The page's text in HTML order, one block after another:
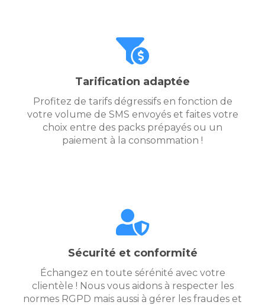
Tarification adaptée
Profitez de tarifs dégressifs en fonction de
votre volume de SMS envoyés et faites votre
choix entre des packs prépayés ou un
paiement à la consommation !
Sécurité et conformité
Échangez en toute sérénité avec votre
clientèle ! Nous vous aidons à respecter les
normes RGPD mais aussi à gérer les fraudes et